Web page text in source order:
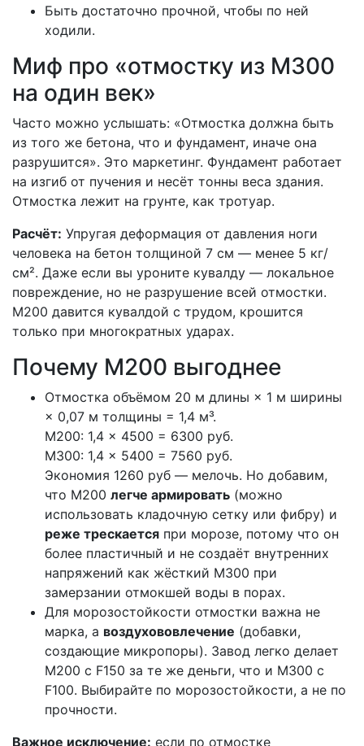
Быть достаточно прочной, чтобы по ней
ходили.
Миф про «отмостку из М300
на один век»
Часто можно услышать: «Отмостка должна быть
из того же бетона, что и фундамент, иначе она
разрушится». Это маркетинг. Фундамент работает
на изгиб от пучения и несёт тонны веса здания.
Отмостка лежит на грунте, как тротуар.
Расчёт: Упругая деформация от давления ноги
человека на бетон толщиной 7 см — менее 5 кг/
см². Даже если вы уроните кувалду — локальное
повреждение, но не разрушение всей отмостки.
М200 давится кувалдой с трудом, крошится
только при многократных ударах.
Почему М200 выгоднее
Отмостка объёмом 20 м длины × 1 м ширины
× 0,07 м толщины = 1,4 м³.
М200: 1,4 × 4500 = 6300 руб.
М300: 1,4 × 5400 = 7560 руб.
Экономия 1260 руб — мелочь. Но добавим,
что М200 легче армировать (можно
использовать кладочную сетку или фибру) и
реже трескается при морозе, потому что он
более пластичный и не создаёт внутренних
напряжений как жёсткий М300 при
замерзании отмокшей воды в порах.
Для морозостойкости отмостки важна не
марка, а воздухововлечение (добавки,
создающие микропоры). Завод легко делает
М200 с F150 за те же деньги, что и М300 с
F100. Выбирайте по морозостойкости, а не по
прочности.
Важное исключение: если по отмостке